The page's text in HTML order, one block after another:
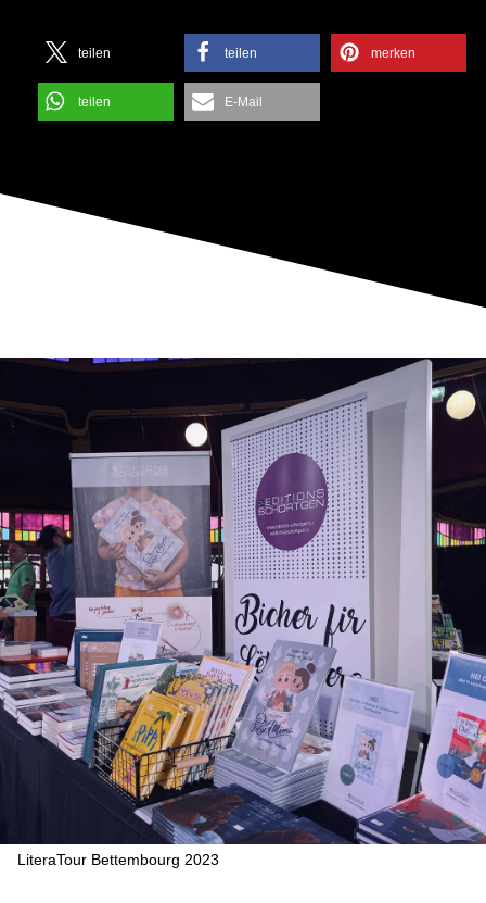
teilen teilen merken
teilen E-Mail
LiteraTour Bettembourg 2023